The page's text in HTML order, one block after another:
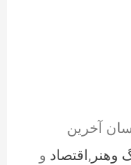
آخرین
وهنر ,اقتصاد و